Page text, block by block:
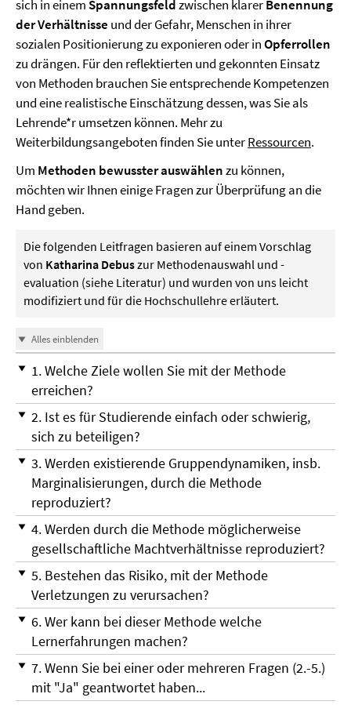
sich in einem Spannungsfeldzwischen klarerBenennung
der Verhältnisse und der Gefahr, Menschen in ihrer
sozialen Positionierung zu exponieren oder inOpferrollen
zu drängen. Für den reflektierten und gekonnten Einsatz
von Methoden brauchen Sie entsprechende Kompetenzen
und eine realistische Einschätzung dessen, was Sie als
Lehrende*r umsetzen können. Mehr zu
Weiterbildungsangeboten finden Sie unterRessourcen.
Um Methoden bewusster auswählenzu können,
möchten wir Ihnen einige Fragen zur Überprüfung an die
Hand geben.
Die folgenden Leitfragen basieren auf einem Vorschlag
von Katharina Debuszur Methodenauswahl und -
evaluation (siehe Literatur) und wurden von uns leicht
modifiziert und für die Hochschullehre erläutert.
Alles einblenden
1. Welche Ziele wollen Sie mit der Methode
erreichen?
2. Ist es für Studierende einfach oder schwierig,
sich zu beteiligen?
3. Werden existierende Gruppendynamiken, insb.
Marginalisierungen, durch die Methode
reproduziert?
4. Werden durch die Methode möglicherweise
gesellschaftliche Machtverhältnisse reproduziert?
5. Bestehen das Risiko, mit der Methode
Verletzungen zu verursachen?
6. Wer kann bei dieser Methode welche
Lernerfahrungen machen?
7. Wenn Sie bei einer oder mehreren Fragen (2.-5.)
mit "Ja" geantwortet haben...